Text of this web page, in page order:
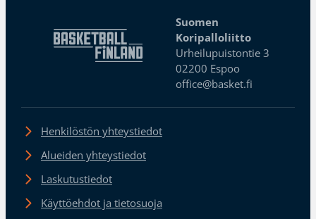
Suomen
Koripalloliitto
Urheilupuistontie 3
02200 Espoo
office@basket.fi
Henkilöstön yhteystiedot
Alueiden yhteystiedot
Laskutustiedot
Käyttöehdot ja tietosuoja